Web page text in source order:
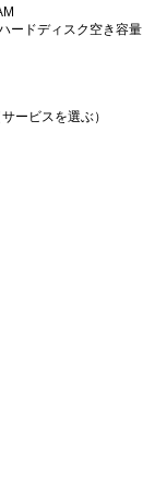
ードディスク空き容量
ービスを選ぶ）